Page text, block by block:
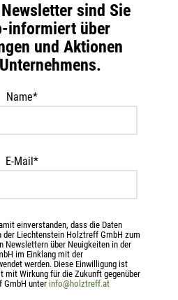
Kiefernholz, sägerau, Schutz vor
sowie Erd- und Wasserkontakt
Außenbereich…
sind Sie
informiert über
und Aktionen
Name*
E-Mail*
einverstanden, dass die Daten
der Liechtenstein Holztreff GmbH zum
Newslettern über Neuigkeiten in der
im Einklang mit der
werden. Diese Einwilligung ist
mit Wirkung für die Zukunft gegenüber
GmbH unter info@holztreff.at